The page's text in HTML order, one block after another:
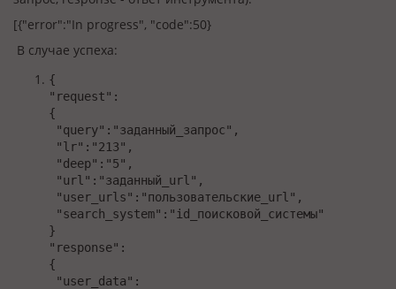
[{"error":"In progress", "code":50}
В случае успеха:
{
"request":
{
"query":"заданный_запрос",
"lr":"213",
"deep":"5",
"url":"заданный_url",
"user_urls":"пользовательские_url",
"search_system":"id_поисковой_системы"
}
"response":
{
"user_data":